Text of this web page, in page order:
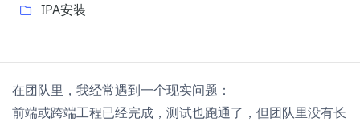
IPA安装
在团队里，我经常遇到一个现实问题：
前端或跨端工程已经完成，测试也跑通了，但团队里没有长